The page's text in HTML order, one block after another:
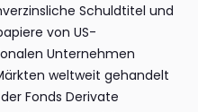
Schuldtitel und
von US-
Unternehmen
weltweit gehandelt
Fonds Derivate